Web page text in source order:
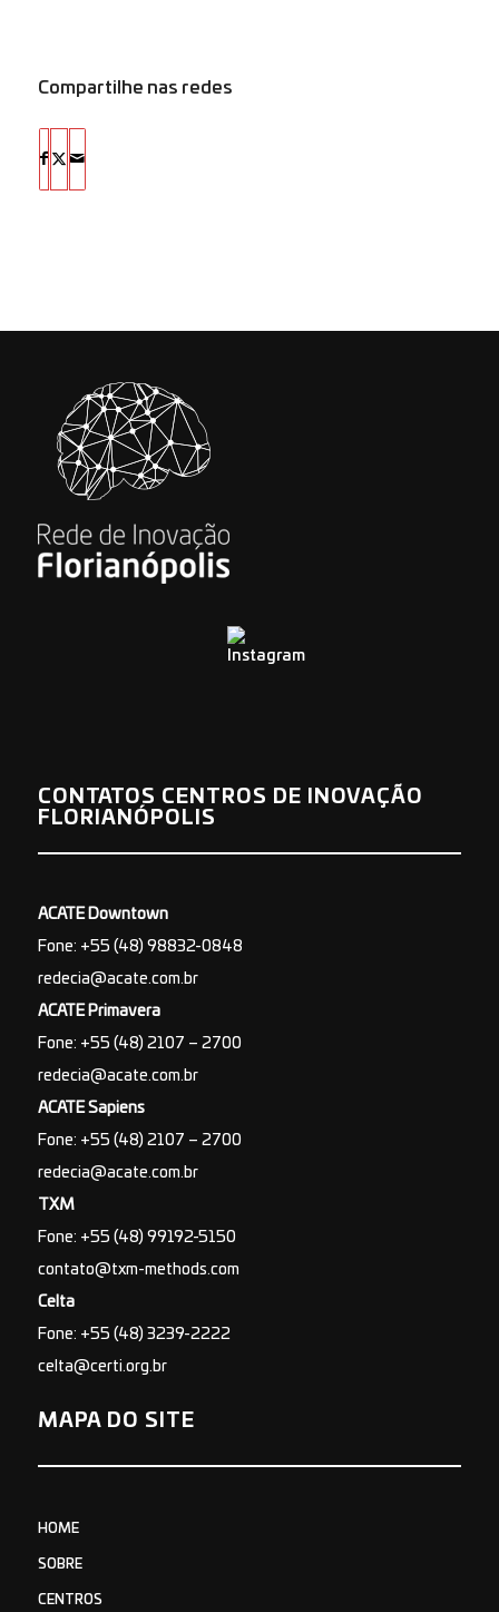
Compartilhe nas redes
CONTATOS CENTROS DE INOVAÇÃO
FLORIANÓPOLIS
ACATE Downtown
Fone: +55 (48) 98832-0848
redecia@acate.com.br
ACATE Primavera
Fone: +55 (48) 2107 – 2700
redecia@acate.com.br
ACATE Sapiens
Fone: +55 (48) 2107 – 2700
redecia@acate.com.br
TXM
Fone: +55 (48) 99192-5150
contato@txm-methods.com
Celta
Fone: +55 (48) 3239-2222
celta@certi.org.br
MAPA DO SITE
HOME
SOBRE
CENTROS